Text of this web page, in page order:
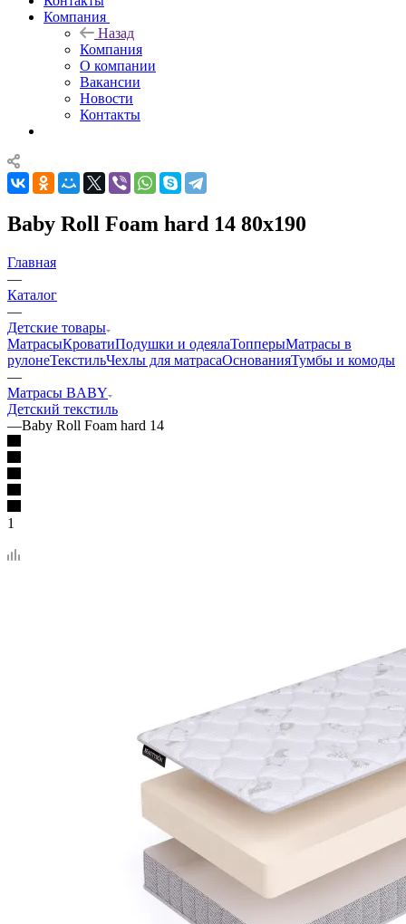
Компания
Назад
Компания
О компании
Вакансии
Новости
Контакты
Baby Roll Foam hard 14 80x190
Главная
—
Каталог
—
Детские товары
МатрасыКроватиПодушки и одеялаТопперыМатрасы в
рулонеТекстильЧехлы для матрасаОснованияТумбы и комоды
—
Матрасы BABY
Детский текстиль
—Baby Roll Foam hard 14
1